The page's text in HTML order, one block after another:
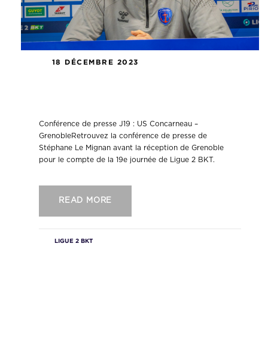
18 DÉCEMBRE 2023
Conférence de presse J19 : US Concarneau –
GrenobleRetrouvez la conférence de presse de
Stéphane Le Mignan avant la réception de Grenoble
pour le compte de la 19e journée de Ligue 2 BKT.
READ MORE
LIGUE 2 BKT